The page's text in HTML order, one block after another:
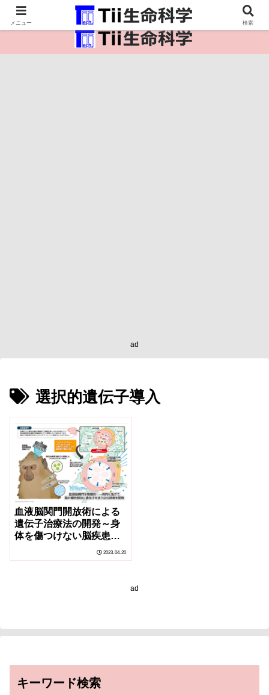
医療保健・生命・生物の情報インフラ。
ad
選択的遺伝子導入
血液脳関門開放術による
遺伝子治療法の開発～身
体を傷つけない脳疾患の
2023-04-20
ad
キーワード検索
メニュー 検索